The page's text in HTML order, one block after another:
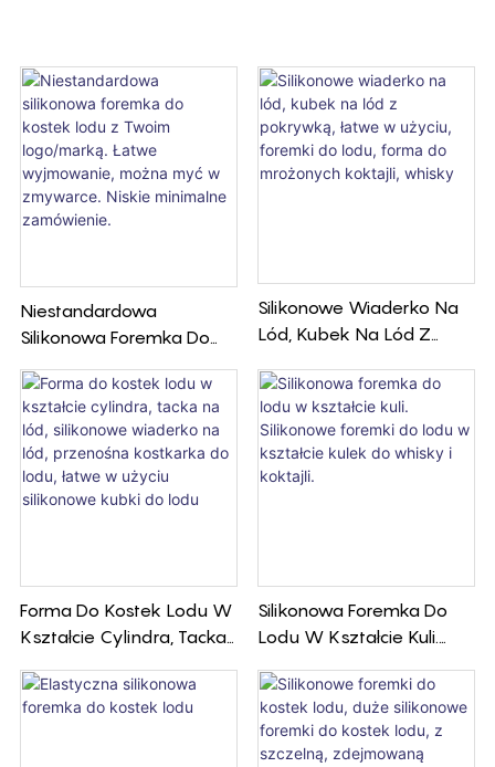
Niestandardowa
Silikonowa Foremka Do
Logo/marką. Łatwe
Wyjmowanie, Można Myć
W Zmywarce. Niskie
Minimalne Zamówienie.
Silikonowe Wiaderko Na
Lód, Kubek Na Lód Z
Użyciu, Foremki Do Lodu,
Forma Do Mrożonych
Koktajli, Whisky
Forma Do Kostek Lodu W
Kształcie Cylindra, Tacka
Wiaderko Na Lód,
Przenośna Kostkarka Do
Silikonowa Foremka Do
Lodu W Kształcie Kuli.
Lodu W Kształcie Kulek
Do Whisky I Koktajli.